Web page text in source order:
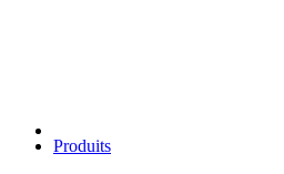
Produits